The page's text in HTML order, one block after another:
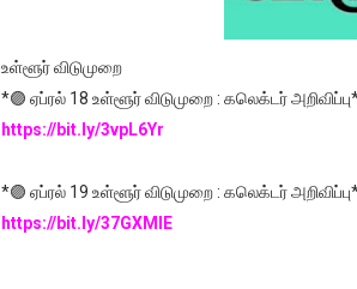
உள்ளூர் விடுமுறை
*🟣 ஏப்ரல் 18 உள்ளூர் விடுமுறை : கலெக்டர்
https://bit.ly/3vpL6Yr
*🟣 ஏப்ரல் 19 உள்ளூர் விடுமுறை : கலெக்டர்
https://bit.ly/37GXMlE